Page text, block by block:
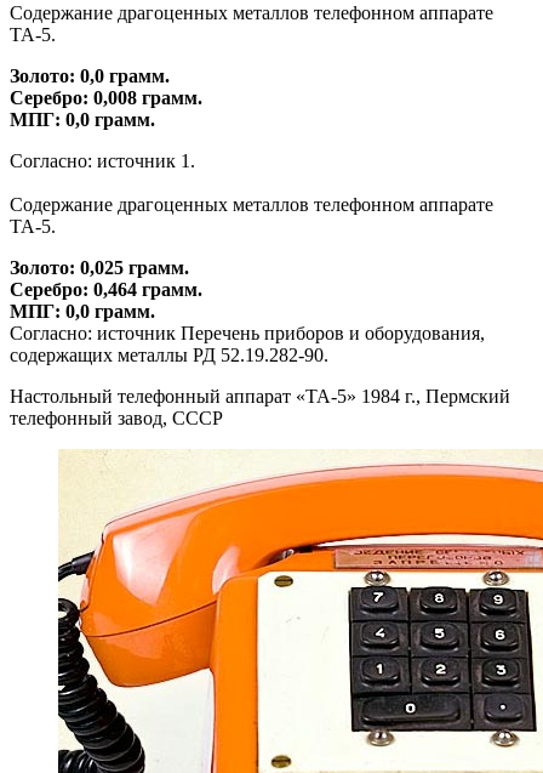
Содержание драгоценных металлов телефонном аппарате
ТА-5.
Золото: 0,0 грамм.
Серебро: 0,008 грамм.
МПГ: 0,0 грамм.
Согласно: источник 1.
Содержание драгоценных металлов телефонном аппарате
ТА-5.
Золото: 0,025 грамм.
Серебро: 0,464 грамм.
МПГ: 0,0 грамм.
Согласно: источник Перечень приборов и оборудования,
содержащих металлы РД 52.19.282-90.
Настольный телефонный аппарат «ТА-5» 1984 г., Пермский
телефонный завод, СССР